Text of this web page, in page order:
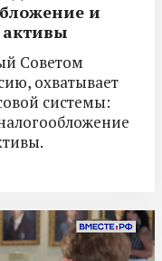
и
Советом
охватывает
системы: